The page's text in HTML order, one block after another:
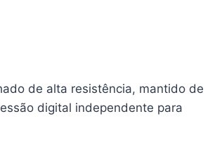
de alta resistência, mantido de
digital independente para